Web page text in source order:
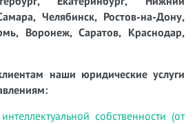
Челябинск, Ростов-на-Дону,
Воронеж, Саратов, Краснодар,
наши юридические услуги
собственности (от